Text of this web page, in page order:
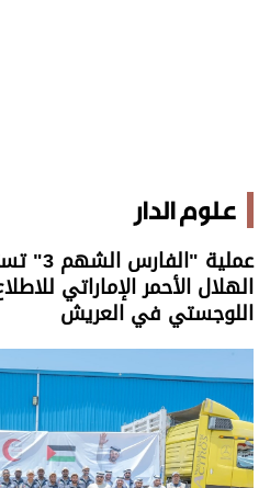
علوم الدار
عملية
الهلال الأحمر الإماراتي
اللوجستي في العريش